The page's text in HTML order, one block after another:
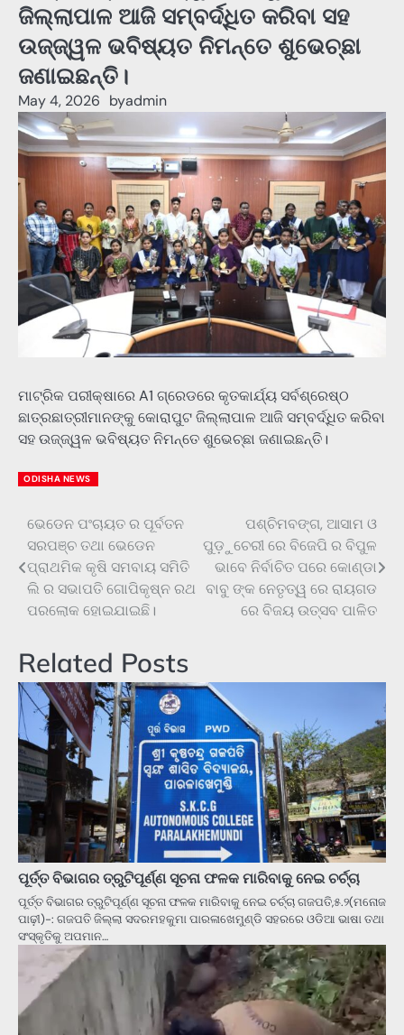
ଜିଲ୍ଲାପାଳ ଆଜି ସମ୍ବର୍ଦ୍ଧିତ କରିବା ସହ
ଉଜ୍ଜ୍ୱଳ ଭବିଷ୍ୟତ ନିମନ୍ତେ ଶୁଭେଚ୍ଛା
ଜଣାଇଛନ୍ତି।
May 4, 2026 byadmin
ମାଟ୍ରିକ ପରୀକ୍ଷାରେ A1 ଗ୍ରେଡରେ କୃତକାର୍ଯ୍ୟ ସର୍ବଶ୍ରେଷ୍ଠ
ଛାତ୍ରଛାତ୍ରୀମାନଙ୍କୁ କୋରାପୁଟ ଜିଲ୍ଲାପାଳ ଆଜି ସମ୍ବର୍ଦ୍ଧିତ କରିବା
ସହ ଉଜ୍ଜ୍ୱଳ ଭବିଷ୍ୟତ ନିମନ୍ତେ ଶୁଭେଚ୍ଛା ଜଣାଇଛନ୍ତି।
ODISHA NEWS
Post
navigation
ଭେଡେନ ପଂଚାୟତ ର ପୂର୍ବତନ
ସରପଞ୍ଚ ତଥା ଭେଡେନ
ପ୍ରାଥମିକ କୃଷି ସମବାୟ ସମିତି
ଲି ର ସଭାପତି ଗୋପିକୃଷ୍ନ ରଥ
ପରଲୋକ ହୋଇଯାଇଛି।
ପଶ୍ଚିମବଙ୍ଗ, ଆସାମ ଓ
ପୁଡ଼ୁଚେରୀ ରେ ବିଜେପି ର ବିପୁଳ
ଭାବେ ନିର୍ବାଚିତ ପରେ କୋଣ୍ଡା
ବାବୁ ଙ୍କ ନେତୃତ୍ୱ ରେ ରାୟଗଡ
ରେ ବିଜୟ ଉତ୍ସବ ପାଳିତ
Related Posts
ପୂର୍ତ୍ତ ବିଭାଗର ତ୍ରୁଟିପୂର୍ଣ୍ଣ ସୂଚନା ଫଳକ ମାରିବାକୁ ନେଇ ଚର୍ଚ୍ଚା
ପୂର୍ତ୍ତ ବିଭାଗର ତ୍ରୁଟିପୂର୍ଣ୍ଣ ସୂଚନା ଫଳକ ମାରିବାକୁ ନେଇ ଚର୍ଚ୍ଚା ଗଜପତି,୫.୨(ମନୋଜ
ପାଢ଼ୀ)-: ଗଜପତି ଜିଲ୍ଲା ସଦରମହକୁମା ପାରଳାଖେମୁଣ୍ଡି ସହରରେ ଓଡିଆ ଭାଷା ତଥା
ସଂସ୍କୃତିକୁ ଅପମାନ…